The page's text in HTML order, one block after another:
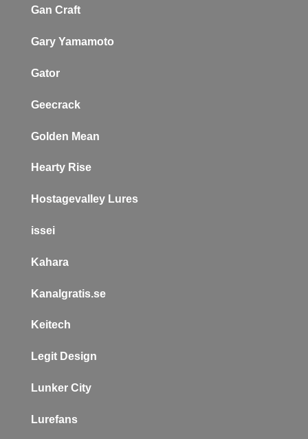
Gan Craft
Gary Yamamoto
Gator
Geecrack
Golden Mean
Hearty Rise
Hostagevalley Lures
issei
Kahara
Kanalgratis.se
Keitech
Legit Design
Lunker City
Lurefans